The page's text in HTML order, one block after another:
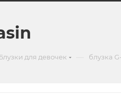
для девочек блузка